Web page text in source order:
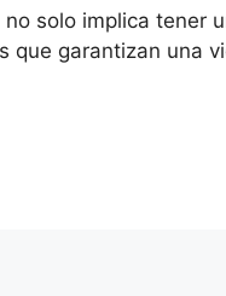
solo implica tener
que garantizan una